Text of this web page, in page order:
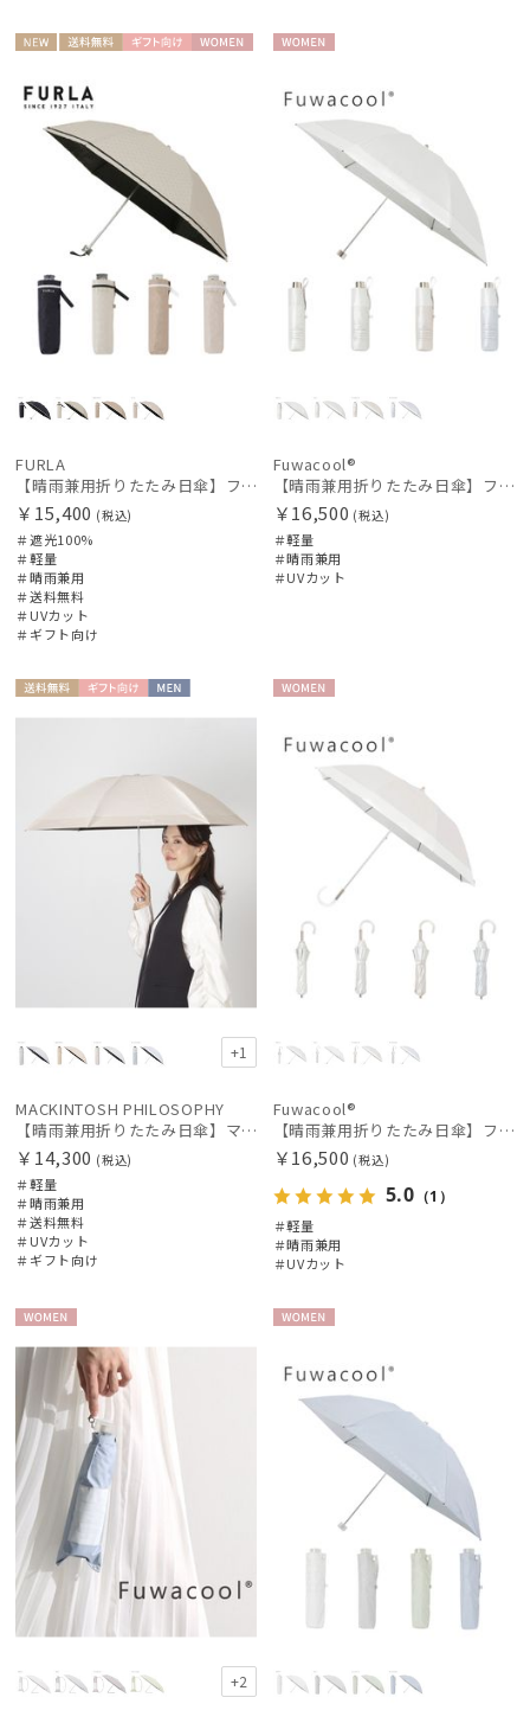
料
FURLA
【晴雨兼用折りたたみ日傘】フルラ (FURLA) ジャガードグログラン 遮光100 遮熱 UV100 軽量
￥15,400 (税込)
＃遮光100%
＃軽量
＃晴雨兼用
＃送料無料
＃UVカット
＃ギフト向け
N
Fuwacool®
【晴雨兼用折りたたみ日傘】フワクール®ホワイト（Fuwacool® White）バイカラー 1級遮光 遮熱 UV99%以上
￥16,500 (税込)
＃軽量
＃晴雨兼用
＃UVカット
+1
MACKINTOSH PHILOSOPHY
【晴雨兼用折りたたみ日傘】マッキントッシュ フィロソフィー (MACKINTOSH PHILOSOPHY) ボーダー
￥14,300 (税込)
＃軽量
＃晴雨兼用
＃送料無料
＃UVカット
＃ギフト向け
N
Fuwacool®
【晴雨兼用折りたたみ日傘】フワクール®ホワイト（Fuwacool® White）バイカラー 1級遮光 遮熱 UV99%以上
￥16,500 (税込)
5.0 （1）
＃軽量
＃晴雨兼用
＃UVカット
+2
N